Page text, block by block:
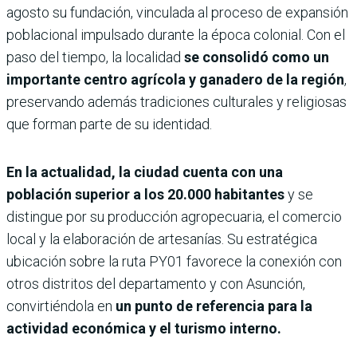
agosto su fundación, vinculada al proceso de expansión
poblacional impulsado durante la época colonial. Con el
paso del tiempo, la localidad se consolidó como un
importante centro agrícola y ganadero de la región,
preservando además tradiciones culturales y religiosas
que forman parte de su identidad.
En la actualidad, la ciudad cuenta con una
población superior a los 20.000 habitantesy se
distingue por su producción agropecuaria, el comercio
local y la elaboración de artesanías. Su estratégica
ubicación sobre la ruta PY01 favorece la conexión con
otros distritos del departamento y con Asunción,
convirtiéndola en un punto de referencia para la
actividad económica y el turismo interno.